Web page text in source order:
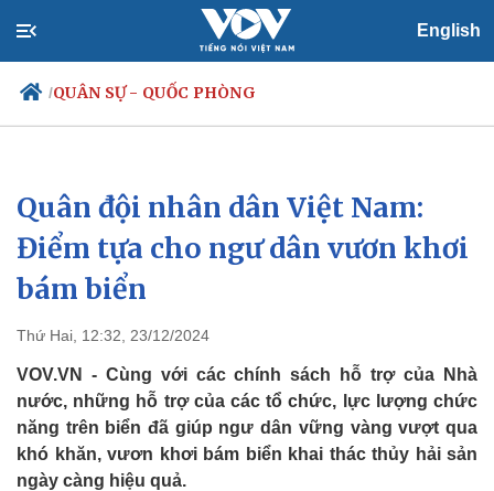
English
/QUÂN SỰ - QUỐC PHÒNG
Chính trị
Đảng
Tổ chức nhân sự
Quốc hội
Xã hội
Tin 24h
Dự báo thời tiết
Quân đội nhân dân Việt Nam:
Điểm tựa cho ngư dân vươn khơi
bám biển
Thứ Hai, 12:32, 23/12/2024
VOV.VN - Cùng với các chính sách hỗ trợ của Nhà
nước, những hỗ trợ của các tổ chức, lực lượng chức
năng trên biển đã giúp ngư dân vững vàng vượt qua
khó khăn, vươn khơi bám biển khai thác thủy hải sản
ngày càng hiệu quả.